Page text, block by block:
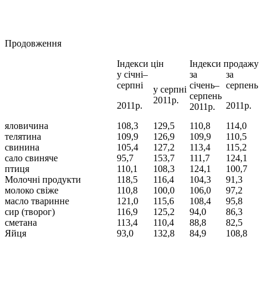
Продовження
Індекси цін
Індекси продажу
у січні–
серпні
2011р.
у серпні
2011р.
за
січень–
серпень
2011р.
за
серпень
2011р.
яловичина
108,3 129,5 110,8
114,0
телятина
109,9 126,9 109,9
110,5
свинина
105,4 127,2 113,4
115,2
сало свиняче
95,7 153,7 111,7
124,1
птиця
110,1 108,3 124,1
100,7
Молочні продукти
118,5 116,4 104,3
91,3
молоко свіже
110,8 100,0 106,0
97,2
масло тваринне
121,0 115,6 108,4
95,8
сир (творог)
116,9 125,2 94,0
86,3
сметана
113,4 110,4 88,8
82,5
Яйця
93,0 132,8 84,9 108,8